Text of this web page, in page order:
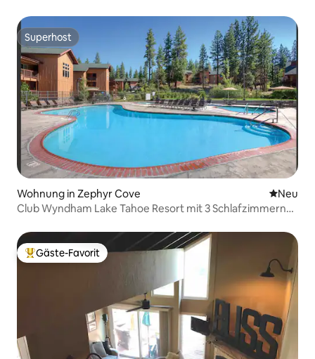
Superhost
Superhost
Wohnung in Zephyr Cove Neue
Neu
Club Wyndham Lake Tahoe Resort mit 3 Schlafzimmern
Beliebter Gäste-Favorit.
Gäste-Favorit